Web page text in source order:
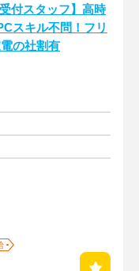
付スタッフ】高時
スキル不問！フリ
の社割有